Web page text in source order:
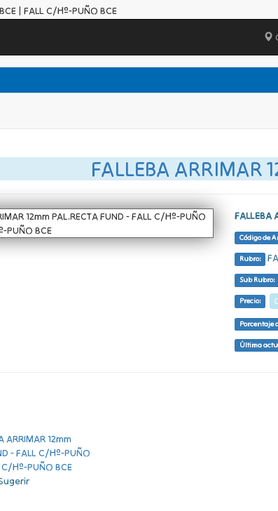
| FALL C/Hº-PUÑO BCE
FALLEBA ARRIMAR
FALLEBA
Código de
Rubro:
Sub Rubro:
Precio:
Porcentaje
Última